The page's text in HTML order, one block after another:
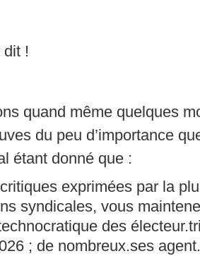
!
quand même quelques
du peu d’importance
étant donné que :
exprimées par la
syndicales, vous
des
; de nombreux.ses